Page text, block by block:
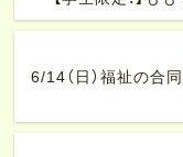
6/14（日）福祉の合